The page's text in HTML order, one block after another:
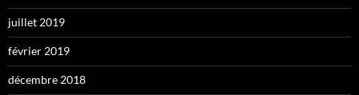
juillet 2019
février 2019
décembre 2018